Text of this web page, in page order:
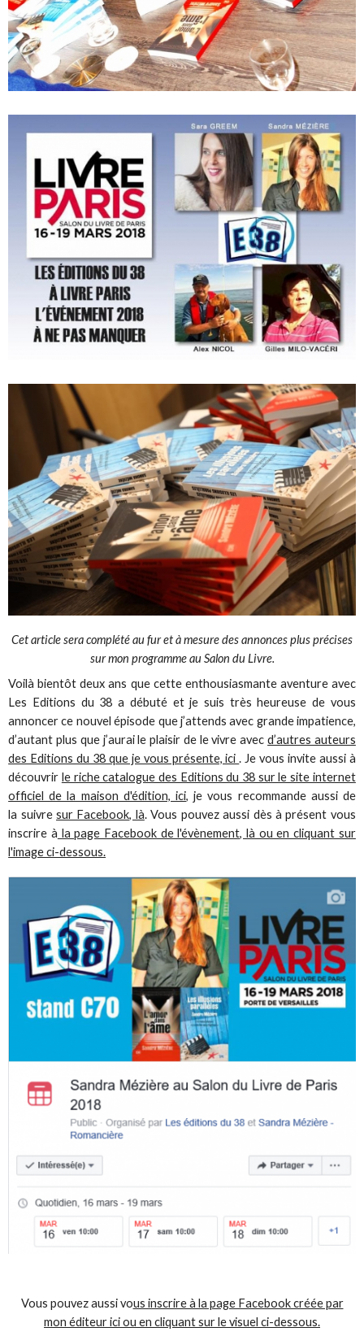
Cet article sera complété au fur et à mesure des annonces plus précises
sur mon programme au Salon du Livre.
Voilà bientôt deux ans que cette enthousiasmante aventure avec
Les Editions du 38 a débuté et je suis très heureuse de vous
annoncer ce nouvel épisode que j’attends avec grande impatience,
d’autant plus que j’aurai le plaisir de le vivre avecd’autres auteurs
des Editions du 38 que je vous présente, ici. Je vous invite aussi à
découvrir le riche catalogue des Editions du 38 sur le site internet
officiel de la maison d'édition, ici, je vous recommande aussi de
la suivre sur Facebook, là. Vous pouvez aussi dès à présent vous
inscrire à la page Facebook de l'évènement, là ou en cliquant sur
l'image ci-dessous.
Vous pouvez aussi vous inscrire à la page Facebook créée par
mon éditeur ici ou en cliquant sur le visuel ci-dessous.